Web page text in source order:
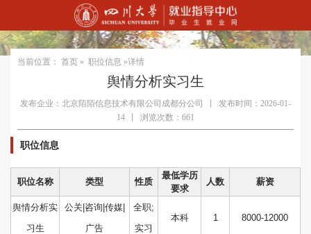
当前位置： 首页 » 职位信息 »详情
舆情分析实习生
发布企业：北京陌陌信息技术有限公司成都分公司
发布时间：2026-01-
14
浏览次数：661
职位信息
职位名称 类型 性质
最低学历
要求
人数 薪资
舆情分析实
习生
公关|咨询|传媒|
广告
全职;
实习
本科 1 8000-12000